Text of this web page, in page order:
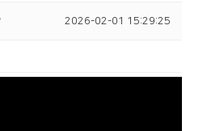
2026-02-01 15:29:25